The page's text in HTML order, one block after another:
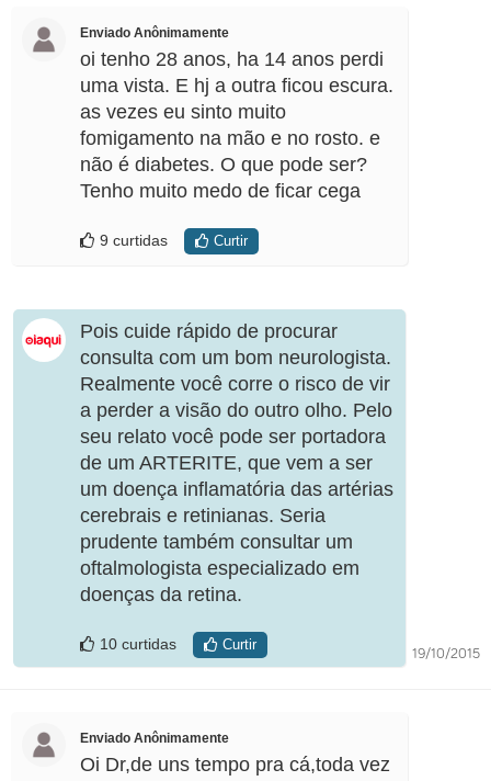
Enviado Anônimamente
oi tenho 28 anos, ha 14 anos perdi
uma vista. E hj a outra ficou escura.
as vezes eu sinto muito
fomigamento na mão e no rosto. e
não é diabetes. O que pode ser?
Tenho muito medo de ficar cega
9 curtidas Curtir
Pois cuide rápido de procurar
consulta com um bom neurologista.
Realmente você corre o risco de vir
a perder a visão do outro olho. Pelo
seu relato você pode ser portadora
de um ARTERITE, que vem a ser
um doença inflamatória das artérias
cerebrais e retinianas. Seria
prudente também consultar um
oftalmologista especializado em
doenças da retina.
10 curtidas Curtir
19/10/2015
Enviado Anônimamente
Oi Dr,de uns tempo pra cá,toda vez